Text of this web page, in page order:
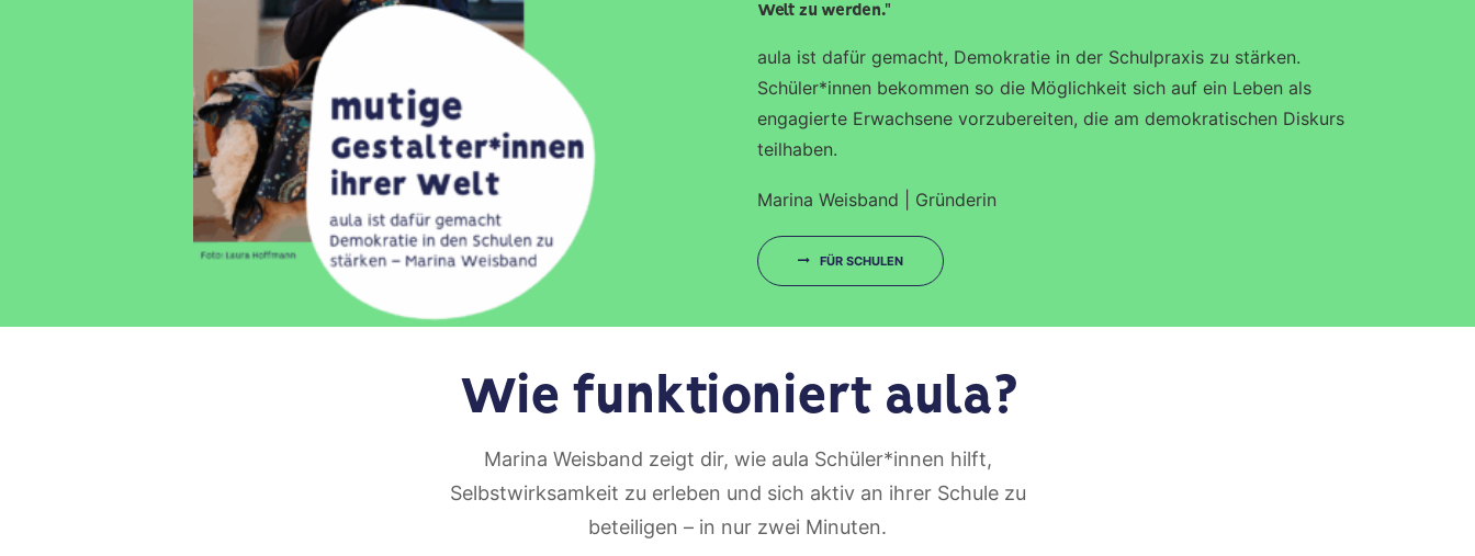
Welt zu werden."
aula ist dafür gemacht, Demokratie in der Schulpraxis zu stärken.
Schüler*innen bekommen so die Möglichkeit sich auf ein Leben als
engagierte Erwachsene vorzubereiten, die am demokratischen Diskurs
teilhaben.
Marina Weisband | Gründerin
FÜR SCHULEN
Wie funktioniert aula?
Marina Weisband zeigt dir, wie aula Schüler*innen hilft,
Selbstwirksamkeit zu erleben und sich aktiv an ihrer Schule zu
beteiligen – in nur zwei Minuten.